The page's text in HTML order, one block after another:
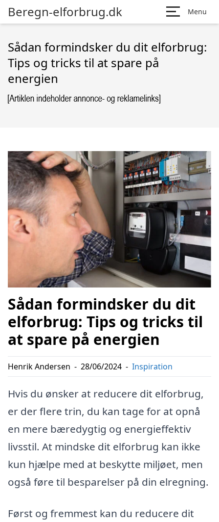
Beregn-elforbrug.dk Menu
Sådan formindsker du dit elforbrug:
Tips og tricks til at spare på
energien
Sådan formindsker du dit
elforbrug: Tips og tricks til
at spare på energien
Henrik Andersen - 28/06/2024 - Inspiration
Hvis du ønsker at reducere dit elforbrug,
er der flere trin, du kan tage for at opnå
en mere bæredygtig og energieffektiv
livsstil. At mindske dit elforbrug kan ikke
kun hjælpe med at beskytte miljøet, men
også føre til besparelser på din elregning.
Først og fremmest kan du reducere dit